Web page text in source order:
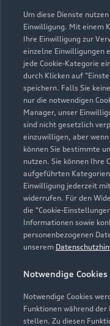
Um diese Dienste
Einwilligung. Mit einem
Ihre Einwilligung zur
einzelne Einwilligungen
jede Cookie-Kategorie
durch Klicken auf
speichern. Falls Sie
nur die notwendigen
Manager, unser
sind nicht gesetzlich
einzuwilligen, aber
können Sie bestimmte
nutzen. Sie können Ihre
aufgeführten Kategorien
Einwilligung jederzeit
widerrufen. Für den
die "Cookie-
Informationen sowie
personenbezogenen
unserem
Notwendige Cookies
Notwendige Cookies
Funktionen während
stellen. Zu diesen
Zur Inspektion
Zu den Rädern
Modelle